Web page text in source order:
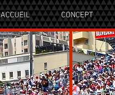
ACCUEIL CONCEPT